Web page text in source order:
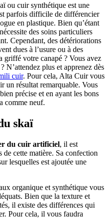
ou cuir synthétique est une
parfois difficile de différencier
en plastique. Bien qu’étant
des soins particuliers
Cependant, des détériorations
dues à l’usure ou à des
griffé votre canapé ? Vous avez
N’attendez plus et apprenez dès
cuir. Pour cela, Alta Cuir vous
un résultat remarquable. Vous
précise et en ayant les bons
comme neuf.
skaï
du cuir artificiel, il est
de cette matière. Sa confection
lesquelles est ajoutée une
organique et synthétique vous
Bien que la texture et
il existe des différences qui
Pour cela, il vous faudra